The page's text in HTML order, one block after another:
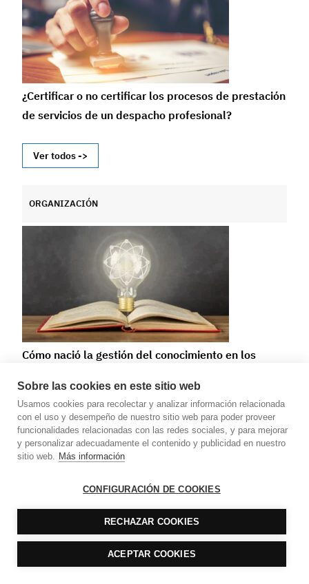
¿Certificar o no certificar los procesos de prestación
de servicios de un despacho profesional?
Ver todos ->
ORGANIZACIÓN
Cómo nació la gestión del conocimiento en los
¿Por qué es tan difícil gestionar firmas
Sobre las cookies en este sitio web
Usamos cookies para recolectar y analizar información relacionada
con el uso y desempeño de nuestro sitio web para poder proveer
funcionalidades relacionadas con las redes sociales, y para mejorar
y personalizar adecuadamente el contenido y publicidad en nuestro
sitio web. Más información
CONFIGURACIÓN DE COOKIES
RECHAZAR COOKIES
ACEPTAR COOKIES